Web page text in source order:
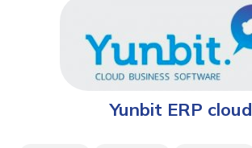
Yunbit ERP cloud